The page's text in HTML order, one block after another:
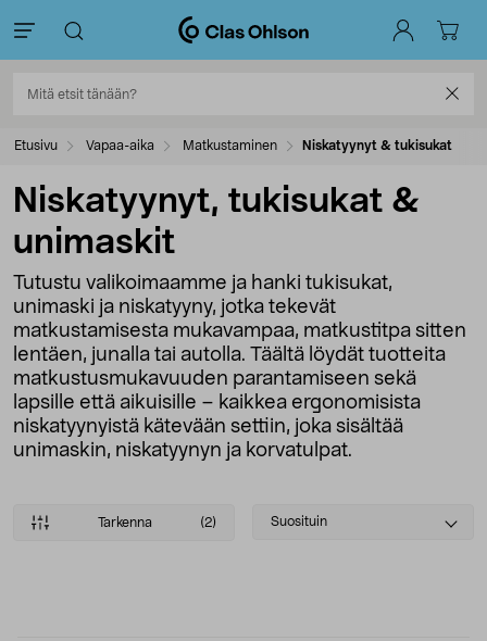
Etusivu Vapaa-aika Matkustaminen Niskatyynyt & tukisukat
Niskatyynyt, tukisukat &
unimaskit
Tutustu valikoimaamme ja hanki tukisukat,
unimaski ja niskatyyny, jotka tekevät
matkustamisesta mukavampaa, matkustitpa sitten
lentäen, junalla tai autolla. Täältä löydät tuotteita
matkustusmukavuuden parantamiseen sekä
lapsille että aikuisille – kaikkea ergonomisista
niskatyynyistä kätevään settiin, joka sisältää
unimaskin, niskatyynyn ja korvatulpat.
Tarkenna (2)
Select
Suosituin